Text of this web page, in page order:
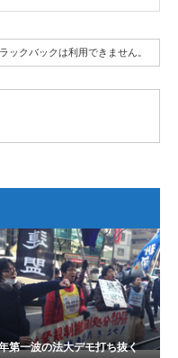
ラックバックは利用できません。
第一波の法大デモ打ち抜く